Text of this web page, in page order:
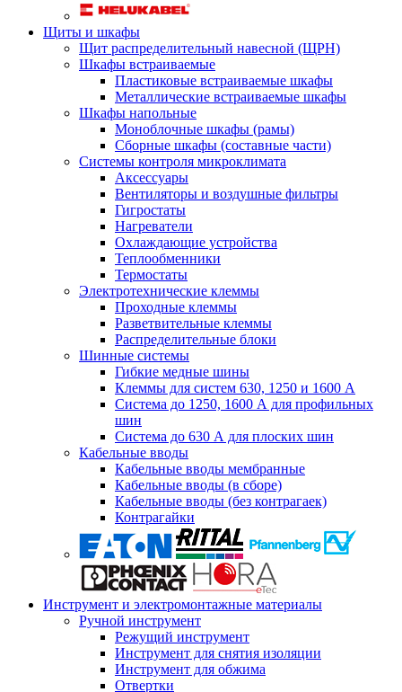
Щиты и шкафы
Щит распределительный навесной (ЩРН)
Шкафы встраиваемые
Пластиковые встраиваемые шкафы
Металлические встраиваемые шкафы
Шкафы напольные
Моноблочные шкафы (рамы)
Сборные шкафы (составные части)
Системы контроля микроклимата
Аксессуары
Вентиляторы и воздушные фильтры
Гигростаты
Нагреватели
Охлаждающие устройства
Теплообменники
Термостаты
Электротехнические клеммы
Проходные клеммы
Разветвительные клеммы
Распределительные блоки
Шинные системы
Гибкие медные шины
Клеммы для систем 630, 1250 и 1600 А
Система до 1250, 1600 А для профильных
шин
Система до 630 А для плоских шин
Кабельные вводы
Кабельные вводы мембранные
Кабельные вводы (в сборе)
Кабельные вводы (без контрагаек)
Контрагайки
Инструмент и электромонтажные материалы
Ручной инструмент
Режущий инструмент
Инструмент для снятия изоляции
Инструмент для обжима
Отвертки